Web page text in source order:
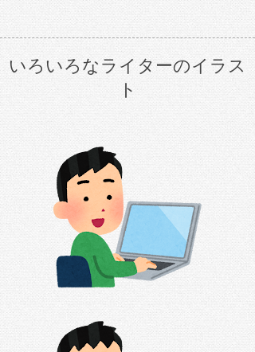
いろいろなライターのイラス
ト